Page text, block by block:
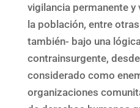
vigilancia permanente y
la población, entre
también- bajo una
contrainsurgente,
considerado como
organizaciones